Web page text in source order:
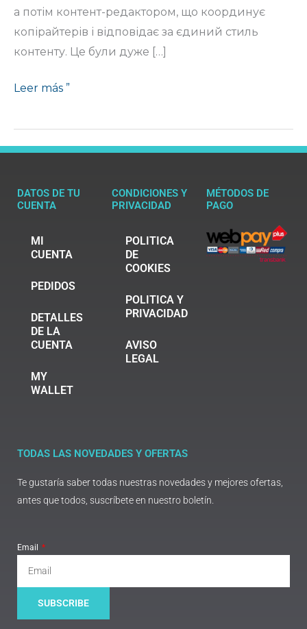
а потім контент-редактором, що координує
копірайтерів і відповідає за єдиний стиль
контенту. Це були дуже […]
Leer más ”
DATOS DE TU
CUENTA
MI
CUENTA
PEDIDOS
DETALLES
DE LA
CUENTA
MY
WALLET
CONDICIONES Y
PRIVACIDAD
POLITICA
DE
COOKIES
POLITICA Y
PRIVACIDAD
AVISO
LEGAL
MÉTODOS DE
PAGO
TODAS LAS NOVEDADES Y OFERTAS
Te gustaría saber todas nuestras novedades y mejores ofertas,
antes que todos, suscríbete en nuestro boletín.
Email
SUBSCRIBE